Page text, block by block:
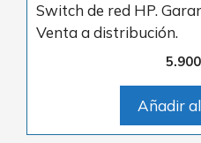
Switch de red HP.
Venta a distribución.
Añadir